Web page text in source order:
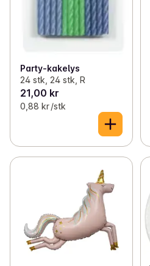
Party-kakelys
24 stk, 24 stk, R
21,00 kr
0,88 kr /stk